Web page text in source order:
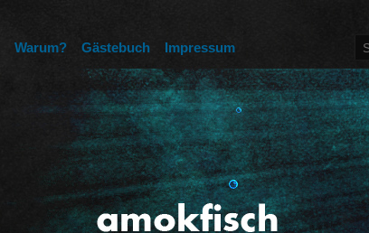
Warum? Gästebuch Impressum